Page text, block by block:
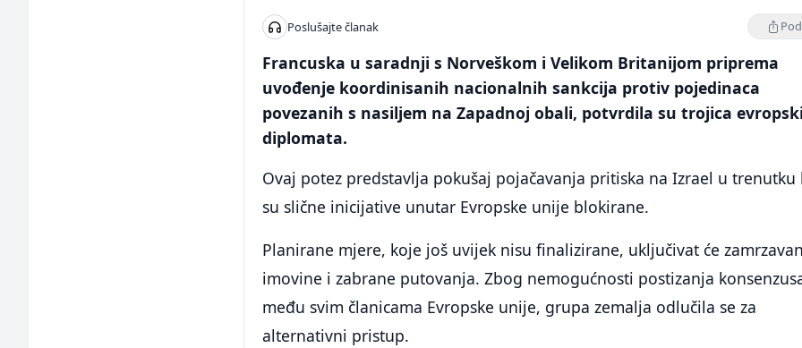
Poslušajte članak
Francuska u saradnji s Norveškom i Velikom Britanijom priprema
uvođenje koordinisanih nacionalnih sankcija protiv pojedinaca
povezanih s nasiljem na Zapadnoj obali, potvrdila su trojica
diplomata.
Ovaj potez predstavlja pokušaj pojačavanja pritiska na Izrael u trenutku
su slične inicijative unutar Evropske unije blokirane.
Planirane mjere, koje još uvijek nisu finalizirane, uključivat će
imovine i zabrane putovanja. Zbog nemogućnosti postizanja
među svim članicama Evropske unije, grupa zemalja odlučila se za
alternativni pristup.